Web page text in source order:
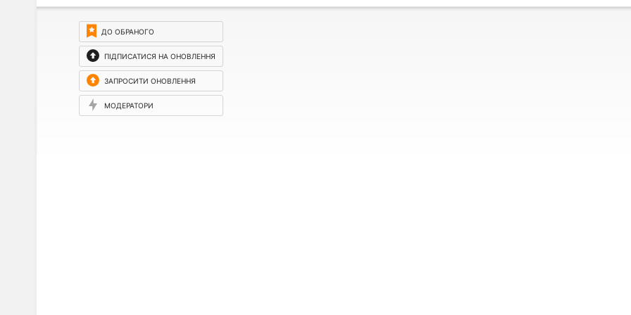
ДО ОБРАНОГО
ПІДПИСАТИСЯ НА ОНОВЛЕННЯ
ЗАПРОСИТИ ОНОВЛЕННЯ
МОДЕРАТОРИ